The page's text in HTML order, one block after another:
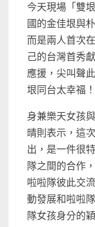
今天現場「雙
國的金佳垠與
而是兩人首次
己的台灣首秀
應援，尖叫聲
垠同台太幸福
身兼樂天女孩
晴則表示，這
出，是一件很
隊之間的合作
啦啦隊彼此交
動發展和啦啦
隊女孩身分的